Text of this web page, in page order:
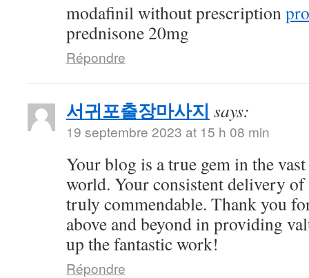
modafinil without prescription
prednisone 20mg
Répondre
서귀포출장마사지 says:
19 septembre 2023 at 15 h 08 min
Your blog is a true gem in the
world. Your consistent delivery
truly commendable. Thank you
above and beyond in providing
up the fantastic work!
Répondre